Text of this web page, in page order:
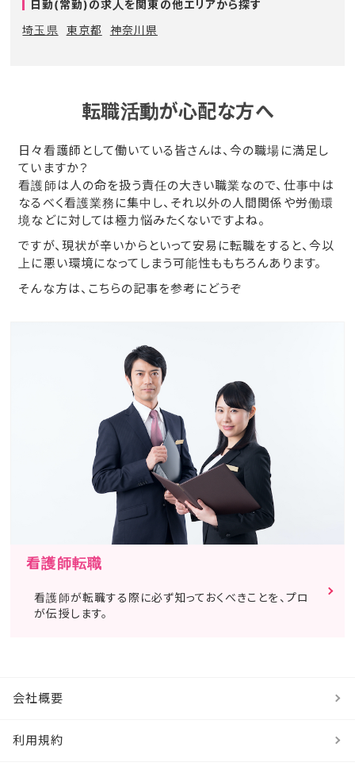
日勤(常勤)の求人を関東の他エリアから探す
埼玉県
東京都 神奈川県
転職活動が心配な方へ
日々看護師として働いている皆さんは、今の職場に満足し
ていますか？
看護師は人の命を扱う責任の大きい職業なので、仕事中は
なるべく看護業務に集中し、それ以外の人間関係や労働環
境などに対しては極力悩みたくないですよね。
ですが、現状が辛いからといって安易に転職をすると、今以
上に悪い環境になってしまう可能性ももちろんあります。
そんな方は、こちらの記事を参考にどうぞ
看護師転職
看護師が転職する際に必ず知っておくべきことを、プロ
が伝授します。
会社概要
利用規約